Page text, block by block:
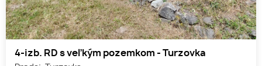
4-izb. RD s veľkým pozemkom - Turzovka